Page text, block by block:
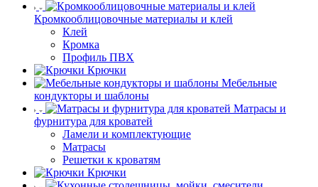
Кромкооблицовочные материалы и клей
Клей
Кромка
Профиль ПВХ
Крючки
Мебельные
кондукторы и шаблоны
Матрасы и
фурнитура для кроватей
Ламели и комплектующие
Матрасы
Решетки к кроватям
Крючки